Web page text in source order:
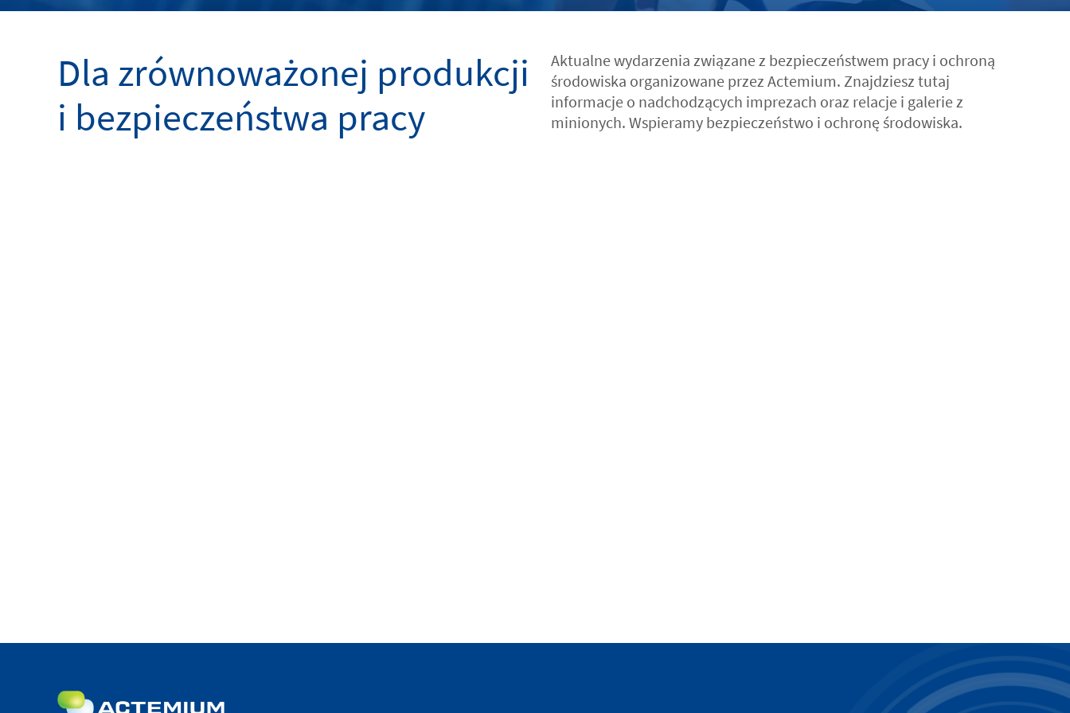
Dla zrównoważonej produkcji
i bezpieczeństwa pracy
Aktualne wydarzenia związane z bezpieczeństwem pracy i ochroną
środowiska organizowane przez Actemium. Znajdziesz tutaj
informacje o nadchodzących imprezach oraz relacje i galerie z
minionych. Wspieramy bezpieczeństwo i ochronę środowiska.